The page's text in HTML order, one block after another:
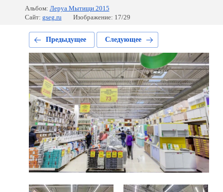
Альбом: Леруа Мытищи 2015
Сайт: gseg.ru Изображение: 17/29
Предыдущее Следующее